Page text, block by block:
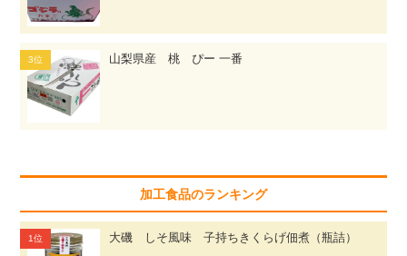
山梨県産 桃 ぴー 一番
加工食品のランキング
大磯 しそ風味 子持ちきくらげ佃煮（瓶詰）